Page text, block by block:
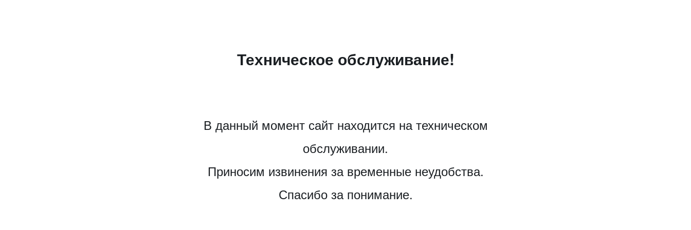
Техническое обслуживание!
В данный момент сайт находится на техническом
обслуживании.
Приносим извинения за временные неудобства.
Спасибо за понимание.